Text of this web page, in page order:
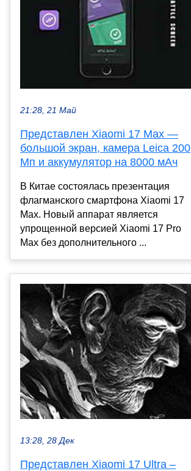
21:28, 21 Май
Представлен Xiaomi 17 Max —
большой экран, камера Leica 200
Мп и аккумулятор на 8000 мАч
В Китае состоялась презентация
флагманского смартфона Xiaomi 17
Max. Новый аппарат является
упрощенной версией Xiaomi 17 Pro
Max без дополнительного ...
13:28, 28 Дек
Представлен Xiaomi 17 Ultra –